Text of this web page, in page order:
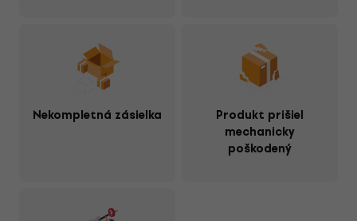
Nekompletná zásielka
Produkt prišiel
mechanicky
poškodený